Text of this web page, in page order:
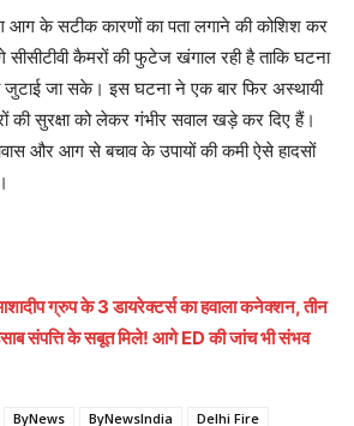
आग के सटीक कारणों का पता लगाने की कोशिश कर
कैमरों की फुटेज खंगाल रही है ताकि घटना
जुटाई जा सके। इस घटना ने एक बार फिर अस्थायी
की सुरक्षा को लेकर गंभीर सवाल खड़े कर दिए हैं।
और आग से बचाव के उपायों की कमी ऐसे हादसों
ग्रुप के 3 डायरेक्टर्स का हवाला कनेक्शन, तीन
संपत्ति के सबूत मिले! आगे ED की जांच भी संभव
ByNews ByNewsIndia Delhi Fire